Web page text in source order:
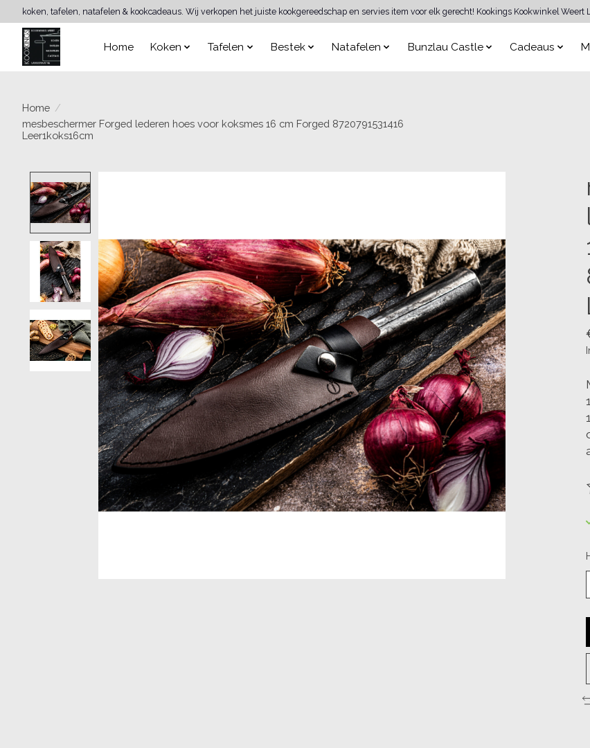
koken, tafelen, natafelen & kookcadeaus. Wij verkopen het juiste kookgereedschap en servies item voor elk gerecht! Kookings Kookwinkel
Home Koken Tafelen Bestek Natafelen Bunzlau Castle Cadeaus
Home /
mesbeschermer Forged lederen hoes voor koksmes 16 cm Forged 8720791531416
Leer1koks16cm